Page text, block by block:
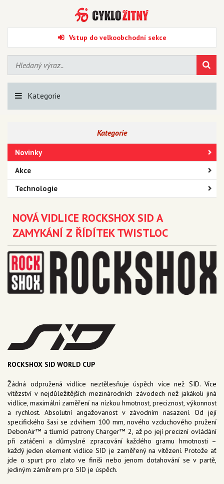
Vstup do velkoobchodní sekce
Kategorie
Kategorie
Novinky
Akce
Technologie
NOVÁ VIDLICE ROCKSHOX SID A
ZAMYKÁNÍ Z ŘÍDÍTEK TWISTLOC
ROCKSHOX SID WORLD CUP
Žádná odpružená vidlice neztělesňuje úspěch více než SID. Více
vítězství v nejdůležitějších mezinárodních závodech než jakákoli jiná
vidlice, maximální zaměření na nízkou hmotnost, preciznost, výkonnost
a rychlost. Absolutní angažovanost v závodním nasazení. Od její
specifického šasi se zdvihem 100 mm, nového vzduchového pružení
DebonAir™ a tlumící patrony Charger™ 2, až po její precizní ovládání
při zatáčení a důmyslné zpracování každého gramu hmotnosti –
každý jeden element vidlice SID je zaměřený na vítězení. Protože ať
jde o spurt pro zlato ve finiši nebo jenom dotahování se v partě,
jediným záměrem pro SID je úspěch.